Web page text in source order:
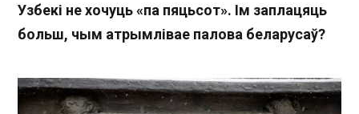
Узбекі не хочуць «па пяцьсот». Ім заплацяць
больш, чым атрымлівае палова беларусаў?